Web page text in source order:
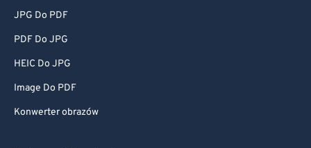
JPG Do PDF
PDF Do JPG
HEIC Do JPG
Image Do PDF
Konwerter obrazów